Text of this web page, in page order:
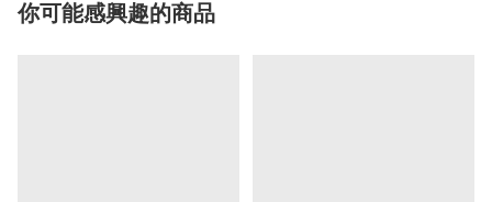
你可能感興趣的商品